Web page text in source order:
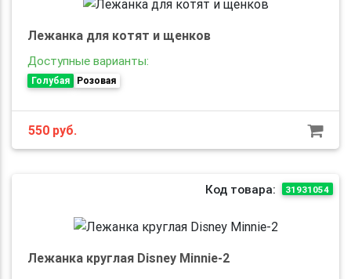
Лежанка для котят и щенков
Доступные варианты:
Голубая Розовая
550 руб.
Код товара: 31931054
Лежанка круглая Disney Minnie-2